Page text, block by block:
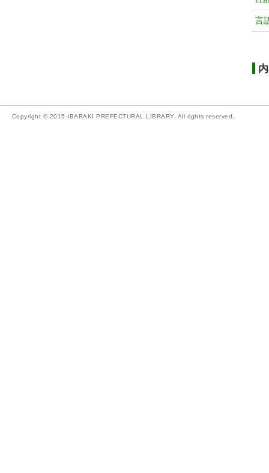
言
Copyright © 2015-IBARAKI PREFECTURAL LIBRARY. All rights reserved.